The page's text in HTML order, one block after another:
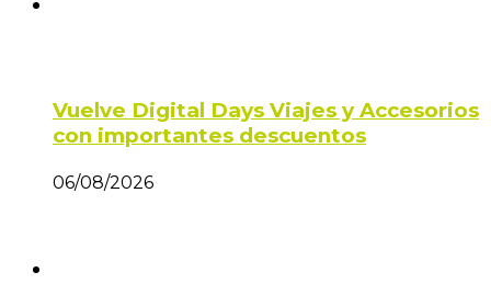
Vuelve Digital Days Viajes y Accesorios
con importantes descuentos
06/08/2026